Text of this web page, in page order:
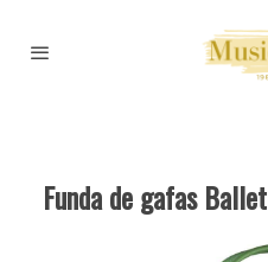
Funda de gafas Ballet